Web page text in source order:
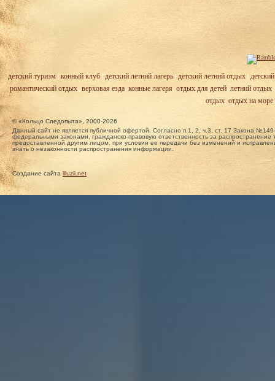
детский туризм| конный клуб| детский летний лагерь| детский летний отдых|
романтический отдых, верховая езда, конные лагеря, отдых для детей, летний отдых,
отдых, отдых на море
© «Кольцо Следопыта», 2000-2026
Данный сайт не является публичной офертой. Согласно п.1, 2, ч.3, ст. 17 Закона
федеральными законами, гражданско-правовую ответственность за
предоставленной другим лицом, при условии ее передачи без изменений и
знать о незаконности распространения информации.
Создание сайта illuzii.net